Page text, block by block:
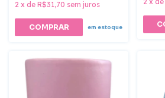
2 x de R$31,70 sem juros
em estoque